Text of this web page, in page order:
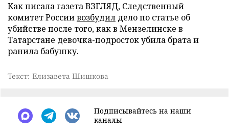
Как писала газета ВЗГЛЯД, Следственный
комитет Россиивозбудил дело по статье об
убийстве после того, как в Мензелинске в
Татарстане девочка-подросток убила брата и
ранила бабушку.
Текст: Елизавета Шишкова
Подписывайтесь на наши
каналы